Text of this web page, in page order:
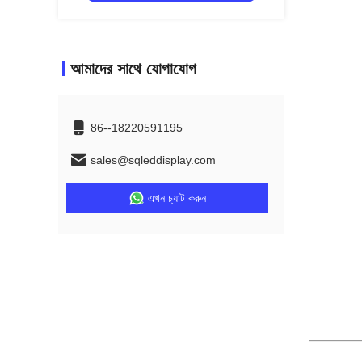
আমাদের সাথে যোগাযোগ
86--18220591195
sales@sqleddisplay.com
এখন চ্যাট করুন